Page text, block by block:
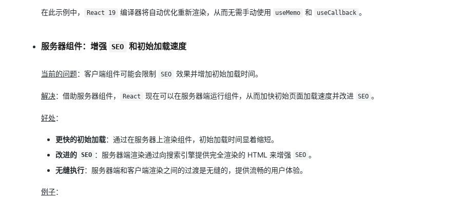
在此示例中， React 19 编译器将自动优化重新渲染，从而无需手动使用 useMemo 和 useCallback 。
服务器组件：增强 SEO 和初始加载速度
当前的问题：客户端组件可能会限制 SEO 效果并增加初始加载时间。
解决：借助服务器组件， React 现在可以在服务器端运行组件，从而加快初始页面加载速度并改进 SEO 。
好处：
更快的初始加载：通过在服务器上渲染组件，初始加载时间显着缩短。
改进的 SEO ：服务器端渲染通过向搜索引擎提供完全渲染的 HTML 来增强 SEO 。
无缝执行：服务器端和客户端渲染之间的过渡是无缝的，提供流畅的用户体验。
例子：